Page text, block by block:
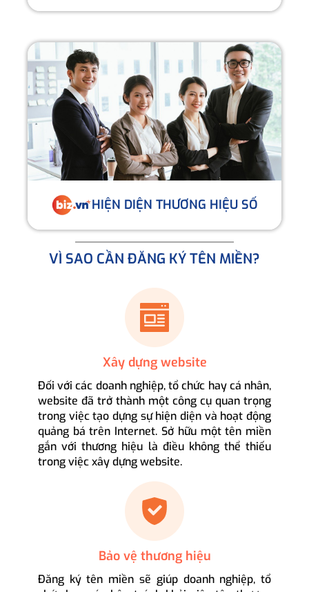
HIỆN DIỆN THƯƠNG HIỆU SỐ
VÌ SAO CẦN ĐĂNG KÝ TÊN MIỀN?
Xây dựng website
Đối với các doanh nghiệp, tổ chức hay cá nhân,
website đã trở thành một công cụ quan trọng
trong việc tạo dựng sự hiện diện và hoạt động
quảng bá trên Internet. Sở hữu một tên miền
gắn với thương hiệu là điều không thể thiếu
trong việc xây dựng website.
Bảo vệ thương hiệu
Đăng ký tên miền sẽ giúp doanh nghiệp, tổ